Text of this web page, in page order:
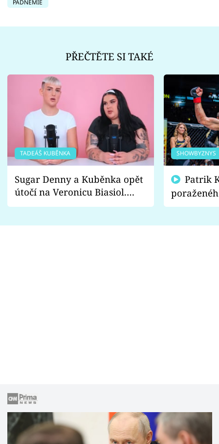
PADNEMIE
PŘEČTĚTE SI TAKÉ
TADEÁŠ KUBĚNKA
Sugar Denny a Kuběnka opět
útočí na Veronicu Biasiol.
Proč je podle nich falešná a
SHOWBYZNYS
fanoušci